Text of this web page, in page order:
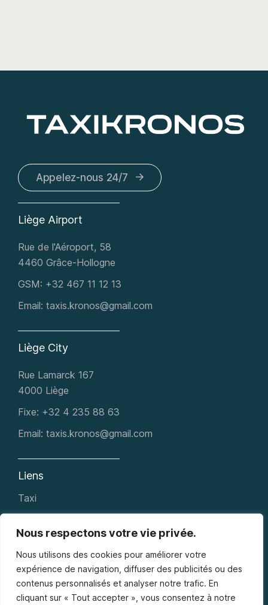
Nous respectons votre vie privée.
Nous utilisons des cookies pour améliorer votre
expérience de navigation, diffuser des publicités ou des
contenus personnalisés et analyser notre trafic. En
cliquant sur « Tout accepter », vous consentez à notre
Appelez-nous 24/7
Liège Airport
Rue de l'Aéroport, 58
4460 Grâce-Hollogne
GSM: +32 467 11 12 13
Email: taxis.kronos@gmail.com
Liège City
Rue Lamarck 167
4000 Liège
Fixe: +32 4 235 88 63​
Email: taxis.kronos@gmail.com
Liens
Taxi
Service VIP
Livraison Express
Contact